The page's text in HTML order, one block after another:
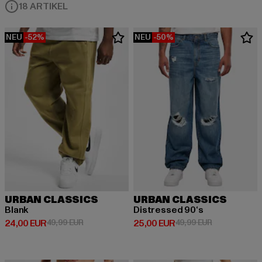
18 ARTIKEL
NEU -52%
URBAN CLASSICS
Blank
24,00 EUR
Derzeitiger Preis: 24,00 EUR
49,99 EURAktionspreis: 49,99 EUR
NEU -50%
URBAN CLASSICS
Distressed 90‘s
25,00 EUR
Derzeitiger Preis: 25,00 EUR
49,99 EURAktionspreis: